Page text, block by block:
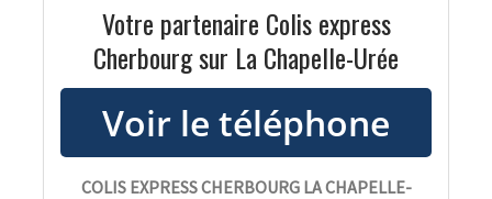
Votre partenaire Colis express
Cherbourg sur La Chapelle-Urée
COLIS EXPRESS CHERBOURG LA CHAPELLE-